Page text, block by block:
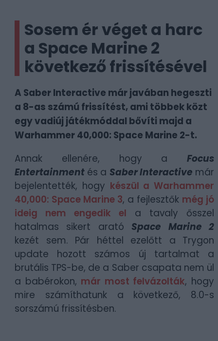
Sosem ér véget a harc
a Space Marine 2
következő frissítésével
A Saber Interactive már javában hegeszti
a 8-as számú frissítést, ami többek közt
egy vadiúj játékmóddal bővíti majd a
Warhammer 40,000: Space Marine 2-t.
Annak ellenére, hogy a Focus
Entertainment és a Saber Interactive már
bejelentették, hogy készül a Warhammer
40,000: Space Marine 3, a fejlesztők még jó
ideig nem engedik el a tavaly ősszel
hatalmas sikert arató Space Marine 2
kezét sem. Pár héttel ezelőtt a Trygon
update hozott számos új tartalmat a
brutális TPS-be, de a Saber csapata nem ül
a babérokon, már most felvázolták, hogy
mire számíthatunk a következő, 8.0-s
sorszámú frissítésben.